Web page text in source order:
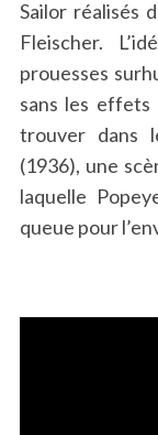
Sailor réalisés
Fleischer.
prouesses
sans les effets
trouver dans
(1936), une
laquelle
queue pour
S
e
a
c
h
f
o
: